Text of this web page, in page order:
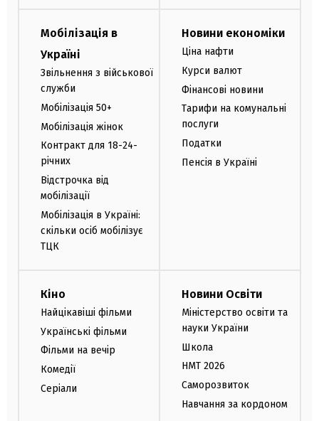
Мобілізація в
Україні
Звільнення з військової
служби
Мобілізація 50+
Мобілізація жінок
Контракт для 18-24-
річних
Відстрочка від
мобілізації
Мобілізація в Україні:
скільки осіб мобілізує
ТЦК
Новини економіки
Ціна нафти
Курси валют
Фінансові новини
Тарифи на комунальні
послуги
Податки
Пенсія в Україні
Кіно
Найцікавіші фільми
Українські фільми
Фільми на вечір
Комедії
Серіали
Новини Освіти
Міністерство освіти та
науки України
Школа
НМТ 2026
Саморозвиток
Навчання за кордоном